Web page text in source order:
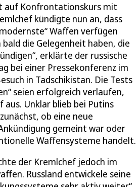
auf Konfrontationskurs mit
kündigte nun an, dass
Waffen verfügen
die Gelegenheit haben, die
erklärte der russische
bei einer Pressekonferenz im
in Tadschikistan. Die Tests
seien erfolgreich verlaufen,
Unklar blieb bei Putins
ob eine neue
gemeint war oder
Waffensysteme handelt.
der Kremlchef jedoch im
Russland entwickele seine